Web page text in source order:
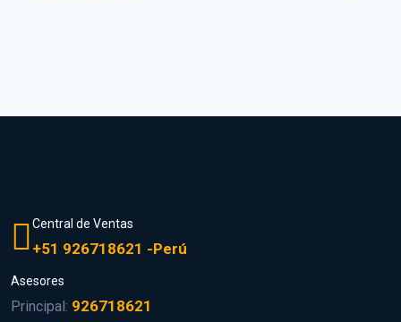
Central de Ventas
+51 926718621 -Perú
Asesores
Principal: 926718621